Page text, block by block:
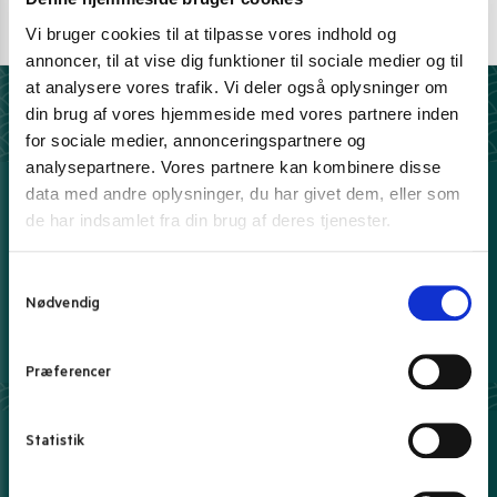
Vi bruger cookies til at tilpasse vores indhold og
annoncer, til at vise dig funktioner til sociale medier og til
at analysere vores trafik. Vi deler også oplysninger om
din brug af vores hjemmeside med vores partnere inden
for sociale medier, annonceringspartnere og
analysepartnere. Vores partnere kan kombinere disse
data med andre oplysninger, du har givet dem, eller som
de har indsamlet fra din brug af deres tjenester.
Nødvendig
Præferencer
Statistik
E-mail support
kundeservice@pandasia.dk
Derfor har 10.000+ madelskere valgt Pandasia.dk
5 stjerner på Trustpilot
Vi elsker tilfredse kunder
100% sikker e-handel
- ellers fra kun 39 kr.
Danmarks bedste priser leveret til dig.